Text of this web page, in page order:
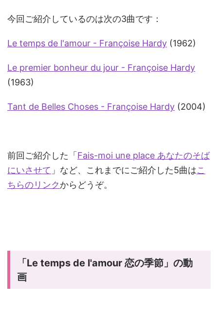
今回ご紹介しているのは次の3曲です：
Le temps de l'amour - Françoise Hardy (1962)
Le premier bonheur du jour - Françoise Hardy
(1963)
Tant de Belles Choses - Françoise Hardy (2004)
前回ご紹介した「 Fais-moi une place あなたのそば
にいさせて 」など、これまでにご紹介した5曲はこ
ちらのリンクからどうぞ。
「Le temps de l'amour 恋の季節」の動
画